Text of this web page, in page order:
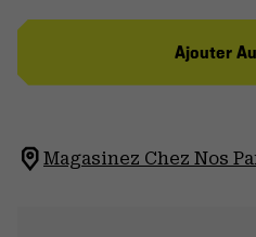
Ajouter
Magasinez Chez Nos